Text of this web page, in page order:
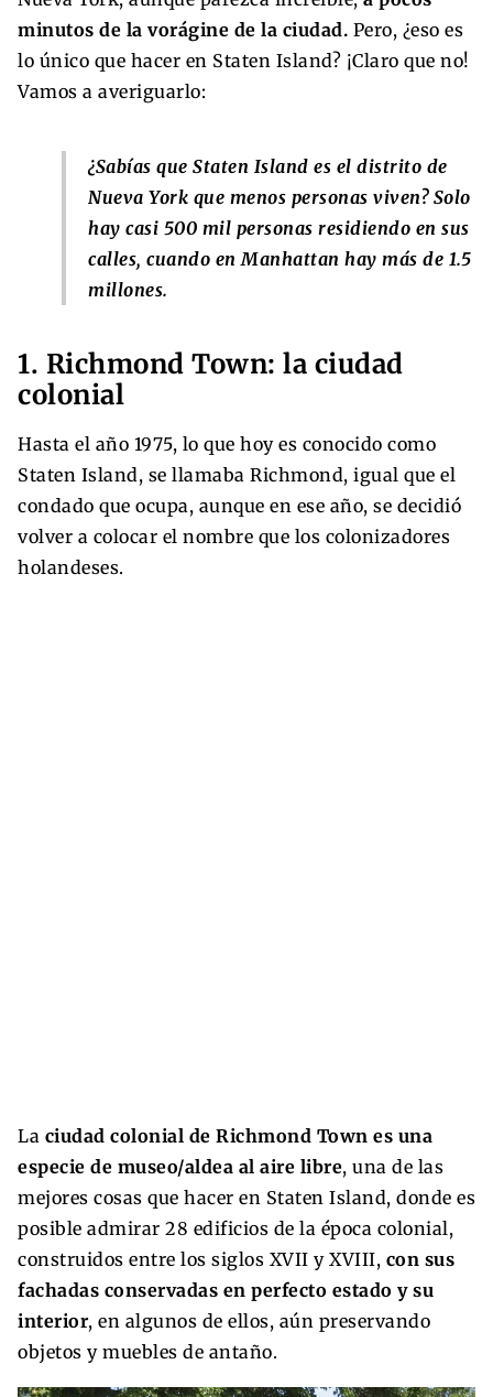
minutos de la vorágine de la ciudad. Pero, ¿eso es
lo único que hacer en Staten Island? ¡Claro que no!
Vamos a averiguarlo:
¿Sabías que Staten Island es el distrito de
Nueva York que menos personas viven? Solo
hay casi 500 mil personas residiendo en sus
calles, cuando en Manhattan hay más de 1.5
millones.
1. Richmond Town: la ciudad
colonial
Hasta el año 1975, lo que hoy es conocido como
Staten Island, se llamaba Richmond, igual que el
condado que ocupa, aunque en ese año, se decidió
volver a colocar el nombre que los colonizadores
holandeses.
La ciudad colonial de Richmond Town es una
especie de museo/aldea al aire libre, una de las
mejores cosas que hacer en Staten Island, donde es
posible admirar 28 edificios de la época colonial,
construidos entre los siglos XVII y XVIII, con sus
fachadas conservadas en perfecto estado y su
interior, en algunos de ellos, aún preservando
objetos y muebles de antaño.